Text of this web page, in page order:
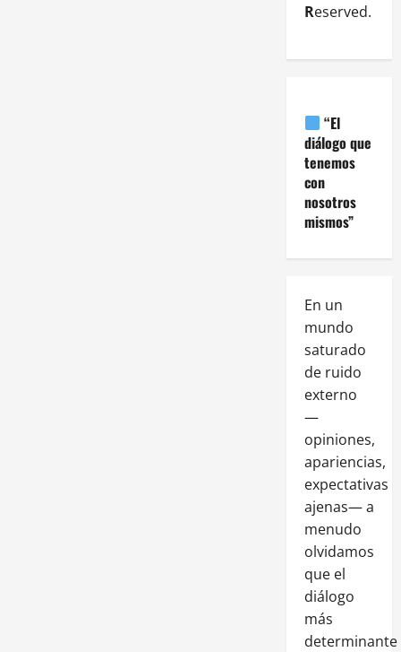
Reserved.
“El
diálogo que
tenemos
con
nosotros
mismos”
En un
mundo
saturado
de ruido
externo
—
opiniones,
apariencias,
expectativas
ajenas— a
menudo
olvidamos
que el
diálogo
más
determinante